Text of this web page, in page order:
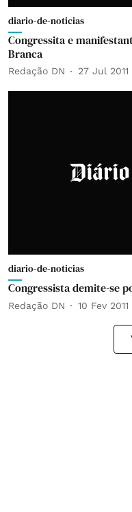
diario-de-noticias
Congressita e
Branca
Redação DN 27 Jul 2011
diario-de-noticias
Congressista demite-se
Redação DN 10 Fev 2011